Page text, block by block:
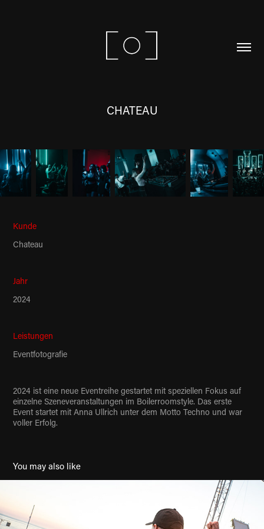
CHATEAU
Kunde
Chateau
Jahr
2024
Leistungen
Eventfotografie
2024 ist eine neue Eventreihe gestartet mit speziellen Fokus auf
einzelne Szeneveranstaltungen im Boilerroomstyle. Das erste
Event startet mit Anna Ullrich unter dem Motto Techno und war
voller Erfolg.
You may also like